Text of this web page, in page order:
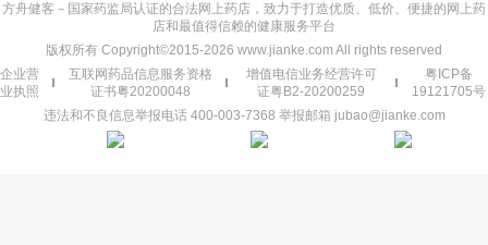
方舟健客－国家药监局认证的合法网上药店，致力于打造优质、低价、便捷的网上药
店和最值得信赖的健康服务平台
版权所有 Copyright©2015-2026 www.jianke.com All rights reserved
企业营
业执照
互联网药品信息服务资格
证书粤20200048
增值电信业务经营许可
证粤B2-20200259
粤ICP备
19121705号
违法和不良信息举报电话 400-003-7368 举报邮箱 jubao@jianke.com